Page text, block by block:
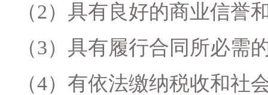
（2）具有良好的商业信誉
（3）具有履行合同所必需
（4）有依法缴纳税收和社